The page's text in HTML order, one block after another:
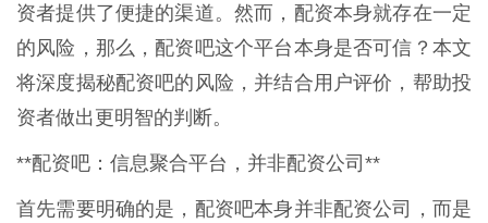
资者提供了便捷的渠道。然而，配资本身就存在一定
的风险，那么，配资吧这个平台本身是否可信？本文
将深度揭秘配资吧的风险，并结合用户评价，帮助投
资者做出更明智的判断。
**配资吧：信息聚合平台，并非配资公司**
首先需要明确的是，配资吧本身并非配资公司，而是